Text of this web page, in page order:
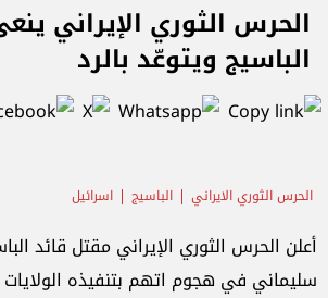
الحرس الثوري الإيراني
الباسيج ويتوعّد بالرد
الحرس الثوري الايراني الباسيج اسرائيل
أعلن الحرس الثوري الإيراني مقتل قائد
سليماني في هجوم اتهم بتنفيذه الولايات